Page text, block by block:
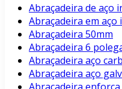
Abraçadeira de aço
Abraçadeira em aço
Abraçadeira 50mm
Abraçadeira 6
Abraçadeira aço
Abraçadeira aço